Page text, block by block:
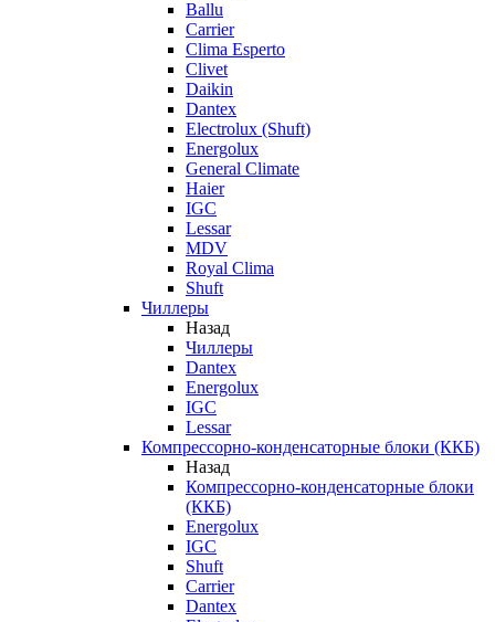
Ballu
Carrier
Clima Esperto
Clivet
Daikin
Dantex
Electrolux (Shuft)
Energolux
General Climate
Haier
IGC
Lessar
MDV
Royal Clima
Shuft
Чиллеры
Назад
Чиллеры
Dantex
Energolux
IGC
Lessar
Компрессорно-конденсаторные блоки (ККБ)
Назад
Компрессорно-конденсаторные блоки
(ККБ)
Energolux
IGC
Shuft
Carrier
Dantex